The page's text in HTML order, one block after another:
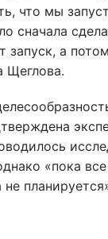
что мы
сначала
запуск, а
Щеглова.
«пока